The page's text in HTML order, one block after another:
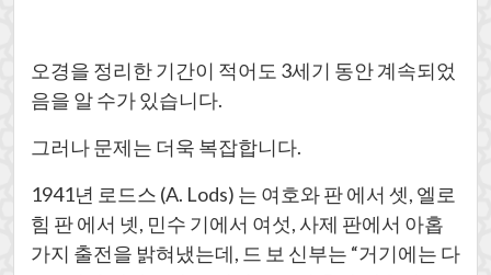
오경을 정리한 기간이 적어도 3세기 동안 계속되었
음을 알 수가 있습니다.
그러나 문제는 더욱 복잡합니다.
1941년 로드스 (A. Lods) 는 여호와 판 에서 셋, 엘로
힘 판 에서 넷, 민수 기에서 여섯, 사제 판에서 아홉
가지 출전을 밝혀냈는데, 드 보 신부는 “거기에는 다